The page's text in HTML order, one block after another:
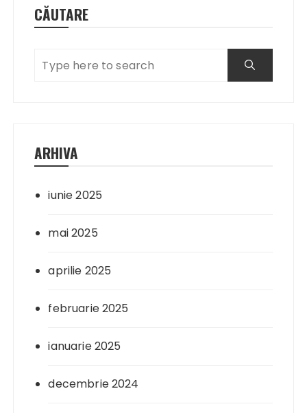
CĂUTARE
ARHIVA
iunie 2025
mai 2025
aprilie 2025
februarie 2025
ianuarie 2025
decembrie 2024